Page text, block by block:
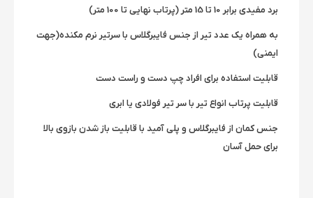
برد مفیدی برابر 10 تا 15 متر (پرتاب نهایی تا 100 متر)
به همراه یک عدد تیر از جنس فایبرگلاس با سرتیر نرم مکنده(جهت
ایمنی)
قابلیت استفاده برای افراد چپ دست و راست دست
قابلیت پرتاب انواع تیر با سر تیر فولادی یا ابری
جنس کمان از فایبرگلاس و پلی آمید با قابلیت باز شدن بازوی بالا
برای حمل آسان